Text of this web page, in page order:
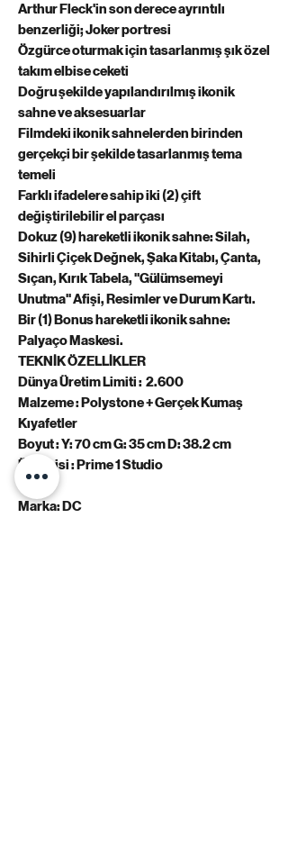
Arthur Fleck'in son derece ayrıntılı
benzerliği; Joker portresi
Özgürce oturmak için tasarlanmış şık özel
takım elbise ceketi
Doğru şekilde yapılandırılmış ikonik
sahne ve aksesuarlar
Filmdeki ikonik sahnelerden birinden
gerçekçi bir şekilde tasarlanmış tema
temeli
Farklı ifadelere sahip iki (2) çift
değiştirilebilir el parçası
Dokuz (9) hareketli ikonik sahne: Silah,
Sihirli Çiçek Değnek, Şaka Kitabı, Çanta,
Sıçan, Kırık Tabela, "Gülümsemeyi
Unutma" Afişi, Resimler ve Durum Kartı.
Bir (1) Bonus hareketli ikonik sahne:
Palyaço Maskesi.
TEKNİK ÖZELLİKLER
Dünya Üretim Limiti : 2.600
Malzeme : Polystone + Gerçek Kumaş
Kıyafetler
Boyut : Y: 70 cm G: 35 cm D: 38.2 cm
Üreticisi : Prime 1 Studio
Marka: DC